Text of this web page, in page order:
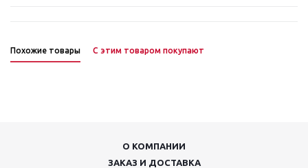
Похожие товары С этим товаром покупают
О КОМПАНИИ
ЗАКАЗ И ДОСТАВКА